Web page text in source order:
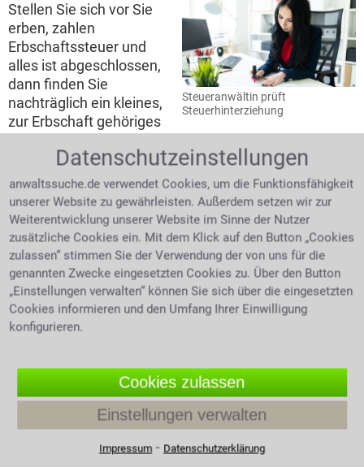
Steueranwältin prüft
Steuerhinterziehung
Stellen Sie sich vor Sie
erben, zahlen
Erbschaftssteuer und
alles ist abgeschlossen,
dann finden Sie
nachträglich ein kleines,
zur Erbschaft gehöriges
in der Erbmasse angegeben war, so muss dies
unverzüglich nachgeholt werden.Verschweigen oder
verschleppen der Mitteilung dem Nachlassgericht
gegenüber ist eine strafbare Handlung.Schon im
Privatleben bringen Veränderungen wie Heirat oder
die Geburt eines Kindes, steuerliche Veränderungen
mit sich. Ein Firmeninhaber hat jedoch noch mit viel
komplexeren steuerlichen Themen zu kämpfen, die
steuerliches Fachwissen erfordern.Mit oft
drastischen Strafen wird ein Vergehen durch
Unsicherheiten ist es deshalb immer besser sich von
einem Rechtsanwalt für Steuerrecht beraten zu
lassen. Auch in Ihrer Umgebung finden Sie mit uns
ganz schnell und unverbindlich Hilfe und
Datenschutzeinstellungen
anwaltssuche.de verwendet Cookies, um die Funktionsfähigkeit
unserer Website zu gewährleisten. Außerdem setzen wir zur
Weiterentwicklung unserer Website im Sinne der Nutzer
zusätzliche Cookies ein. Mit dem Klick auf den Button „Cookies
zulassen“ stimmen Sie der Verwendung der von uns für die
genannten Zwecke eingesetzten Cookies zu. Über den Button
„Einstellungen verwalten“ können Sie sich über die eingesetzten
Cookies informieren und den Umfang Ihrer Einwilligung
konfigurieren.
Cookies zulassen
Einstellungen verwalten
Impressum⁃ Datenschutzerklärung